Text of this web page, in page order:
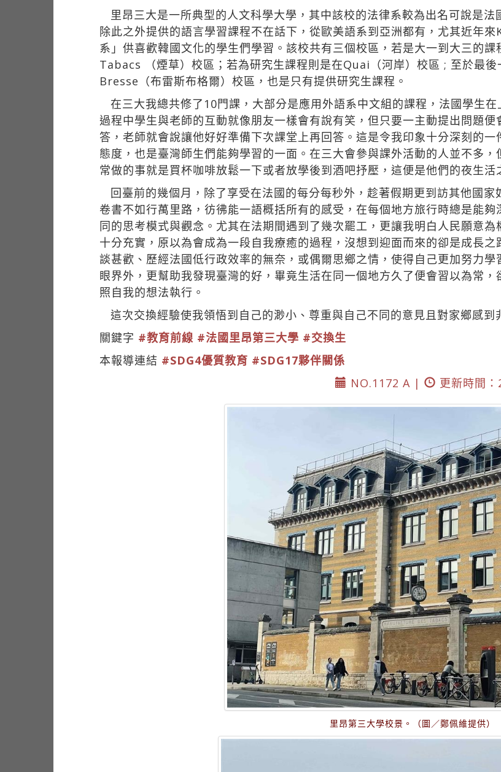
里昂三大是一所典型的人文科學大學，其中該校的法律系較為出名可說是
除此之外提供的語言學習課程不在話下，從歐美語系到亞洲都有，尤其近年
系」供喜歡韓國文化的學生們學習。該校共有三個校區，若是大一到大三的
Tabacs （煙草）校區；若為研究生課程則是在Quai（河岸）校區 ; 至於最
Bresse（布雷斯布格爾）校區，也是只有提供研究生課程。
在三大我總共修了10門課，大部分是應用外語系中文組的課程，法國學生
過程中學生與老師的互動就像朋友一樣會有說有笑，但只要一主動提出問題
答，老師就會說讓他好好準備下次課堂上再回答。這是令我印象十分深刻的
態度，也是臺灣師生們能夠學習的一面。在三大會參與課外活動的人並不多
常做的事就是買杯咖啡放鬆一下或者放學後到酒吧抒壓，這便是他們的夜生活
回臺前的幾個月，除了享受在法國的每分每秒外，趁著假期更到訪其他國
卷書不如行萬里路，彷彿能一語概括所有的感受，在每個地方旅行時總是能
同的思考模式與觀念。尤其在法期間遇到了幾次罷工，更讓我明白人民願意
十分充實，原以為會成為一段自我療癒的過程，沒想到迎面而來的卻是成長
談甚歡、歷經法國低行政效率的無奈，或偶爾思鄉之情，使得自己更加努力
眼界外，更幫助我發現臺灣的好，畢竟生活在同一個地方久了便會習以為常
照自我的想法執行。
這次交換經驗使我領悟到自己的渺小、尊重與自己不同的意見且對家鄉感到
關鍵字 #教育前線 #法國里昂第三大學 #交換生
本報導連結 #SDG4優質教育 #SDG17夥伴關係
NO.1172 A |
更新時間
里昂第三大學校景。（圖／鄭佩維提供）